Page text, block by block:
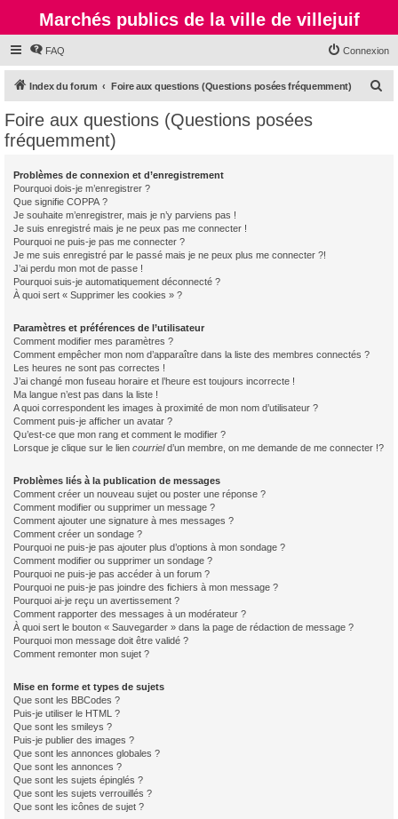
Marchés publics de la ville de villejuif
FAQ Connexion
Index du forum Foire aux questions (Questions posées fréquemment)
Foire aux questions (Questions posées
fréquemment)
Problèmes de connexion et d’enregistrement
Pourquoi dois-je m’enregistrer ?
Que signifie COPPA ?
Je souhaite m’enregistrer, mais je n’y parviens pas !
Je suis enregistré mais je ne peux pas me connecter !
Pourquoi ne puis-je pas me connecter ?
Je me suis enregistré par le passé mais je ne peux plus me connecter ?!
J’ai perdu mon mot de passe !
Pourquoi suis-je automatiquement déconnecté ?
À quoi sert « Supprimer les cookies » ?
Paramètres et préférences de l’utilisateur
Comment modifier mes paramètres ?
Comment empêcher mon nom d’apparaître dans la liste des membres connectés ?
Les heures ne sont pas correctes !
J’ai changé mon fuseau horaire et l’heure est toujours incorrecte !
Ma langue n’est pas dans la liste !
A quoi correspondent les images à proximité de mon nom d’utilisateur ?
Comment puis-je afficher un avatar ?
Qu’est-ce que mon rang et comment le modifier ?
Lorsque je clique sur le lien courrield’un membre, on me demande de me connecter !?
Problèmes liés à la publication de messages
Comment créer un nouveau sujet ou poster une réponse ?
Comment modifier ou supprimer un message ?
Comment ajouter une signature à mes messages ?
Comment créer un sondage ?
Pourquoi ne puis-je pas ajouter plus d’options à mon sondage ?
Comment modifier ou supprimer un sondage ?
Pourquoi ne puis-je pas accéder à un forum ?
Pourquoi ne puis-je pas joindre des fichiers à mon message ?
Pourquoi ai-je reçu un avertissement ?
Comment rapporter des messages à un modérateur ?
À quoi sert le bouton « Sauvegarder » dans la page de rédaction de message ?
Pourquoi mon message doit être validé ?
Comment remonter mon sujet ?
Mise en forme et types de sujets
Que sont les BBCodes ?
Puis-je utiliser le HTML ?
Que sont les smileys ?
Puis-je publier des images ?
Que sont les annonces globales ?
Que sont les annonces ?
Que sont les sujets épinglés ?
Que sont les sujets verrouillés ?
Que sont les icônes de sujet ?